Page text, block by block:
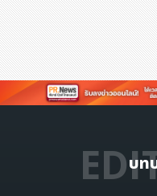
บท